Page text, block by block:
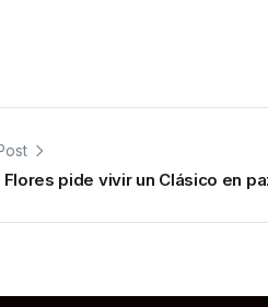
Flores pide vivir un Clásico en